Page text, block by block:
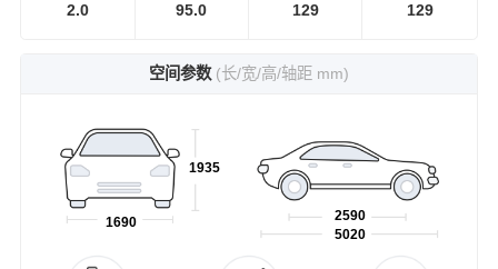
2.0
95.0
129
129
空间参数 (长/宽/高/轴距 mm)
1690
1935
5020
2590